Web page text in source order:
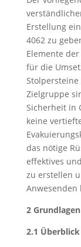
Erstellung
4062 zu
Elemente
für die
Stolpersteine
Zielgruppe
Sicherheit in
keine
das nötige
effektives
zu erstellen
Anwesenden
2
2.1